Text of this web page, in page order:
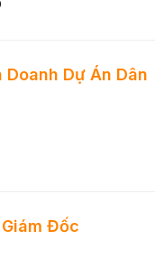
Dự Án Dân
Đốc